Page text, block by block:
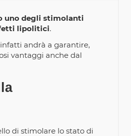
uno degli stimolanti
lipolitici.
andrà a garantire,
vantaggi anche dal
di stimolare lo stato di